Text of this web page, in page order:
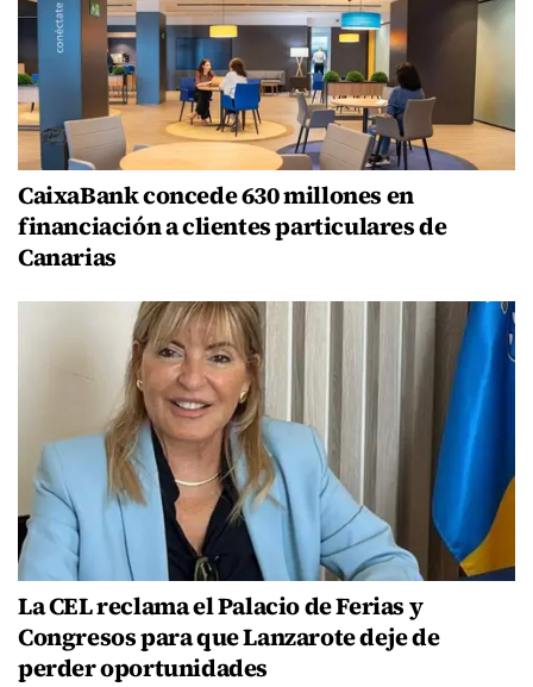
CaixaBank concede 630 millones en
financiación a clientes particulares de
Canarias
La CEL reclama el Palacio de Ferias y
Congresos para que Lanzarote deje de
perder oportunidades